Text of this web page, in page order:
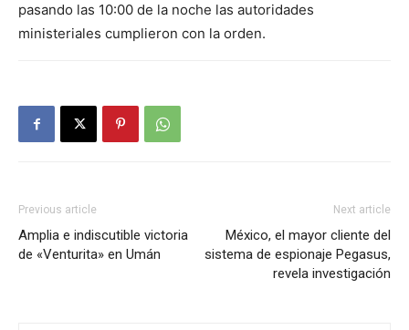
pasando las 10:00 de la noche las autoridades
ministeriales cumplieron con la orden.
Previous article
Amplia e indiscutible victoria
de «Venturita» en Umán
Next article
México, el mayor cliente del
sistema de espionaje Pegasus,
revela investigación